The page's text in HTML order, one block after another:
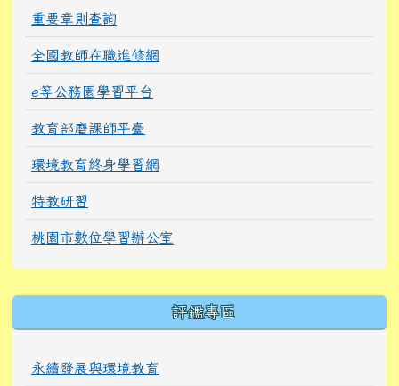
重要章則查詢
全國教師在職進修網
e等公務園學習平台
教育部磨課師平臺
環境教育終身學習網
特教研習
桃園市數位學習辦公室
評鑑專區
永續發展與環境教育